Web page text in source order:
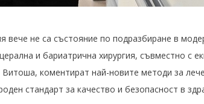
вече не са състояние по подразбиране в
и бариатрична хирургия, съвместно с
коментират най-новите методи за
стандарт за качество и безопасност в